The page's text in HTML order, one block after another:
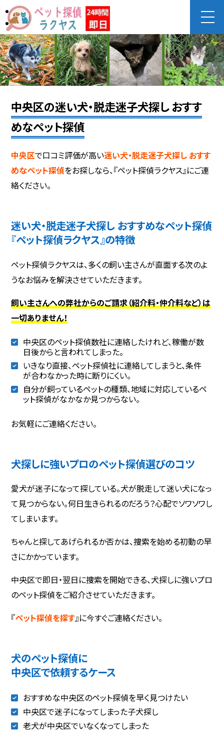
中央区の迷い犬・脱走迷子犬探し おすす
めなペット探偵
中央区で口コミ評価が高い迷い犬・脱走迷子犬探し おすす
めなペット探偵をお探しなら、『ペット探偵ラクヤス』にご連
絡ください。
迷い犬・脱走迷子犬探し おすすめなペット探偵
『ペット探偵ラクヤス』の特徴
ペット探偵ラクヤスは、多くの飼い主さんが直面する次のよ
うなお悩みを解決させていただきます。
飼い主さんへの弊社からのご請求（紹介料・仲介料など）は
一切ありません！
中央区のペット探偵数社に連絡したけれど、稼働が数
日後からと言われてしまった。
いきなり直接、ペット探偵社に連絡してしまうと、条件
が合わなかった時に断りにくい。
自分が飼っているペットの種類、地域に対応しているペ
ット探偵がなかなか見つからない。
お気軽にご連絡ください。
犬探しに強いプロのペット探偵選びのコツ
愛犬が迷子になって探している。犬が脱走して迷い犬になっ
て見つからない。何日生きられるのだろう？心配でソワソワし
てしまいます。
ちゃんと探してあげられるか否かは、捜索を始める初動の早
さにかかっています。
中央区で即日・翌日に捜索を開始できる、犬探しに強いプロ
のペット探偵をご紹介させていただきます。
『ペット探偵を探す』に今すぐご連絡ください。
犬のペット探偵に
中央区で依頼するケース
おすすめな中央区のペット探偵を早く見つけたい
中央区で迷子になってしまった子犬探し
老犬が中央区でいなくなってしまった